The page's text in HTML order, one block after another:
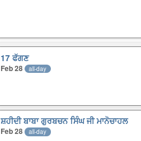
17 ਫੱਗਣ
Feb 28 all-day
ਸ਼ਹੀਦੀ ਬਾਬਾ ਗੁਰਬਚਨ ਸਿੰਘ ਜੀ ਮਾਨੋਚਾਹਲ
Feb 28 all-day